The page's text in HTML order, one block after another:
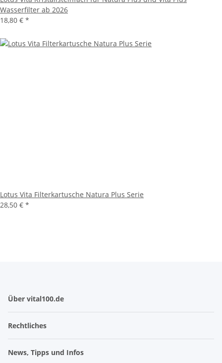
Wasserfilter ab 2026
18,80 € *
Lotus Vita Filterkartusche Natura Plus Serie
28,50 € *
Über vital100.de
Rechtliches
News, Tipps und Infos